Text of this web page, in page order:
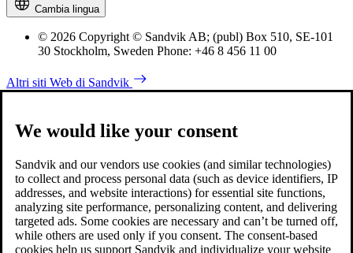
Cambia lingua
© 2026 Copyright © Sandvik AB; (publ) Box 510, SE-101
30 Stockholm, Sweden Phone: +46 8 456 11 00
Altri siti Web di Sandvik
We would like your consent
Sandvik and our vendors use cookies (and similar technologies)
to collect and process personal data (such as device identifiers, IP
addresses, and website interactions) for essential site functions,
analyzing site performance, personalizing content, and delivering
targeted ads. Some cookies are necessary and can’t be turned off,
while others are used only if you consent. The consent-based
cookies help us support Sandvik and individualize your website